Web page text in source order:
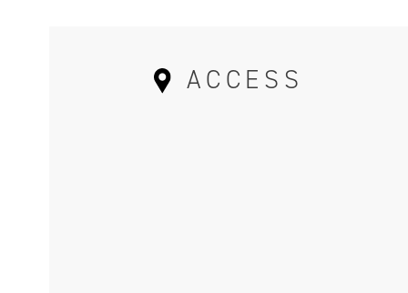
ACCESS